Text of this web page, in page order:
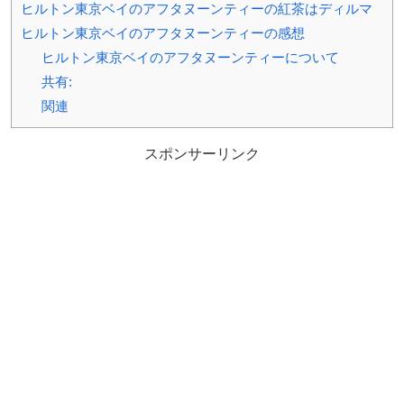
ヒルトン東京ベイのアフタヌーンティーの紅茶はディルマ
ヒルトン東京ベイのアフタヌーンティーの感想
ヒルトン東京ベイのアフタヌーンティーについて
共有:
関連
スポンサーリンク